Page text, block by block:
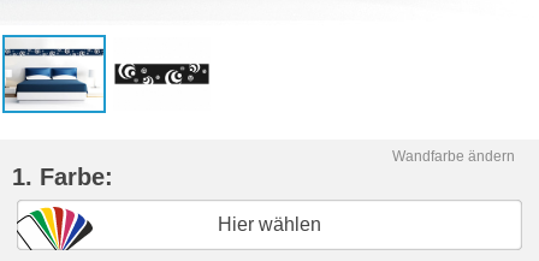
Wandfarbe ändern
1. Farbe:
Hier wählen